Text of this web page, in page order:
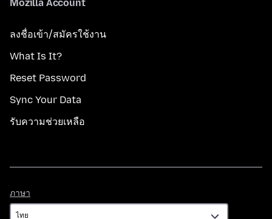
Mozilla Account
ลงชื่อเข้า/สมัครใช้งาน
What Is It?
Reset Password
Sync Your Data
รับความช่วยเหลือ
ภาษา